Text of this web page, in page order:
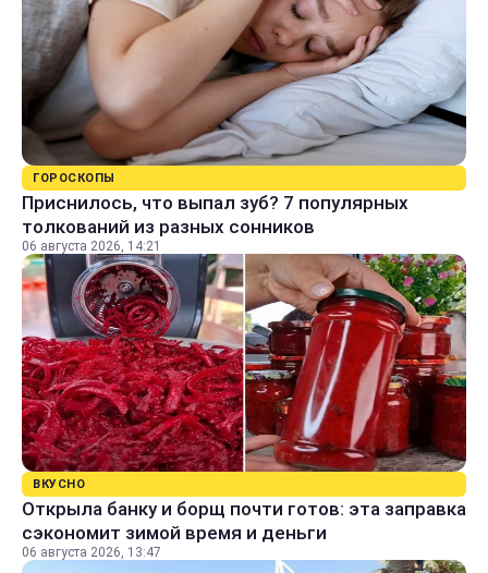
ГОРОСКОПЫ
Приснилось, что выпал зуб? 7 популярных
толкований из разных сонников
06 августа 2026, 14:21
ВКУСНО
Открыла банку и борщ почти готов: эта заправка
сэкономит зимой время и деньги
06 августа 2026, 13:47